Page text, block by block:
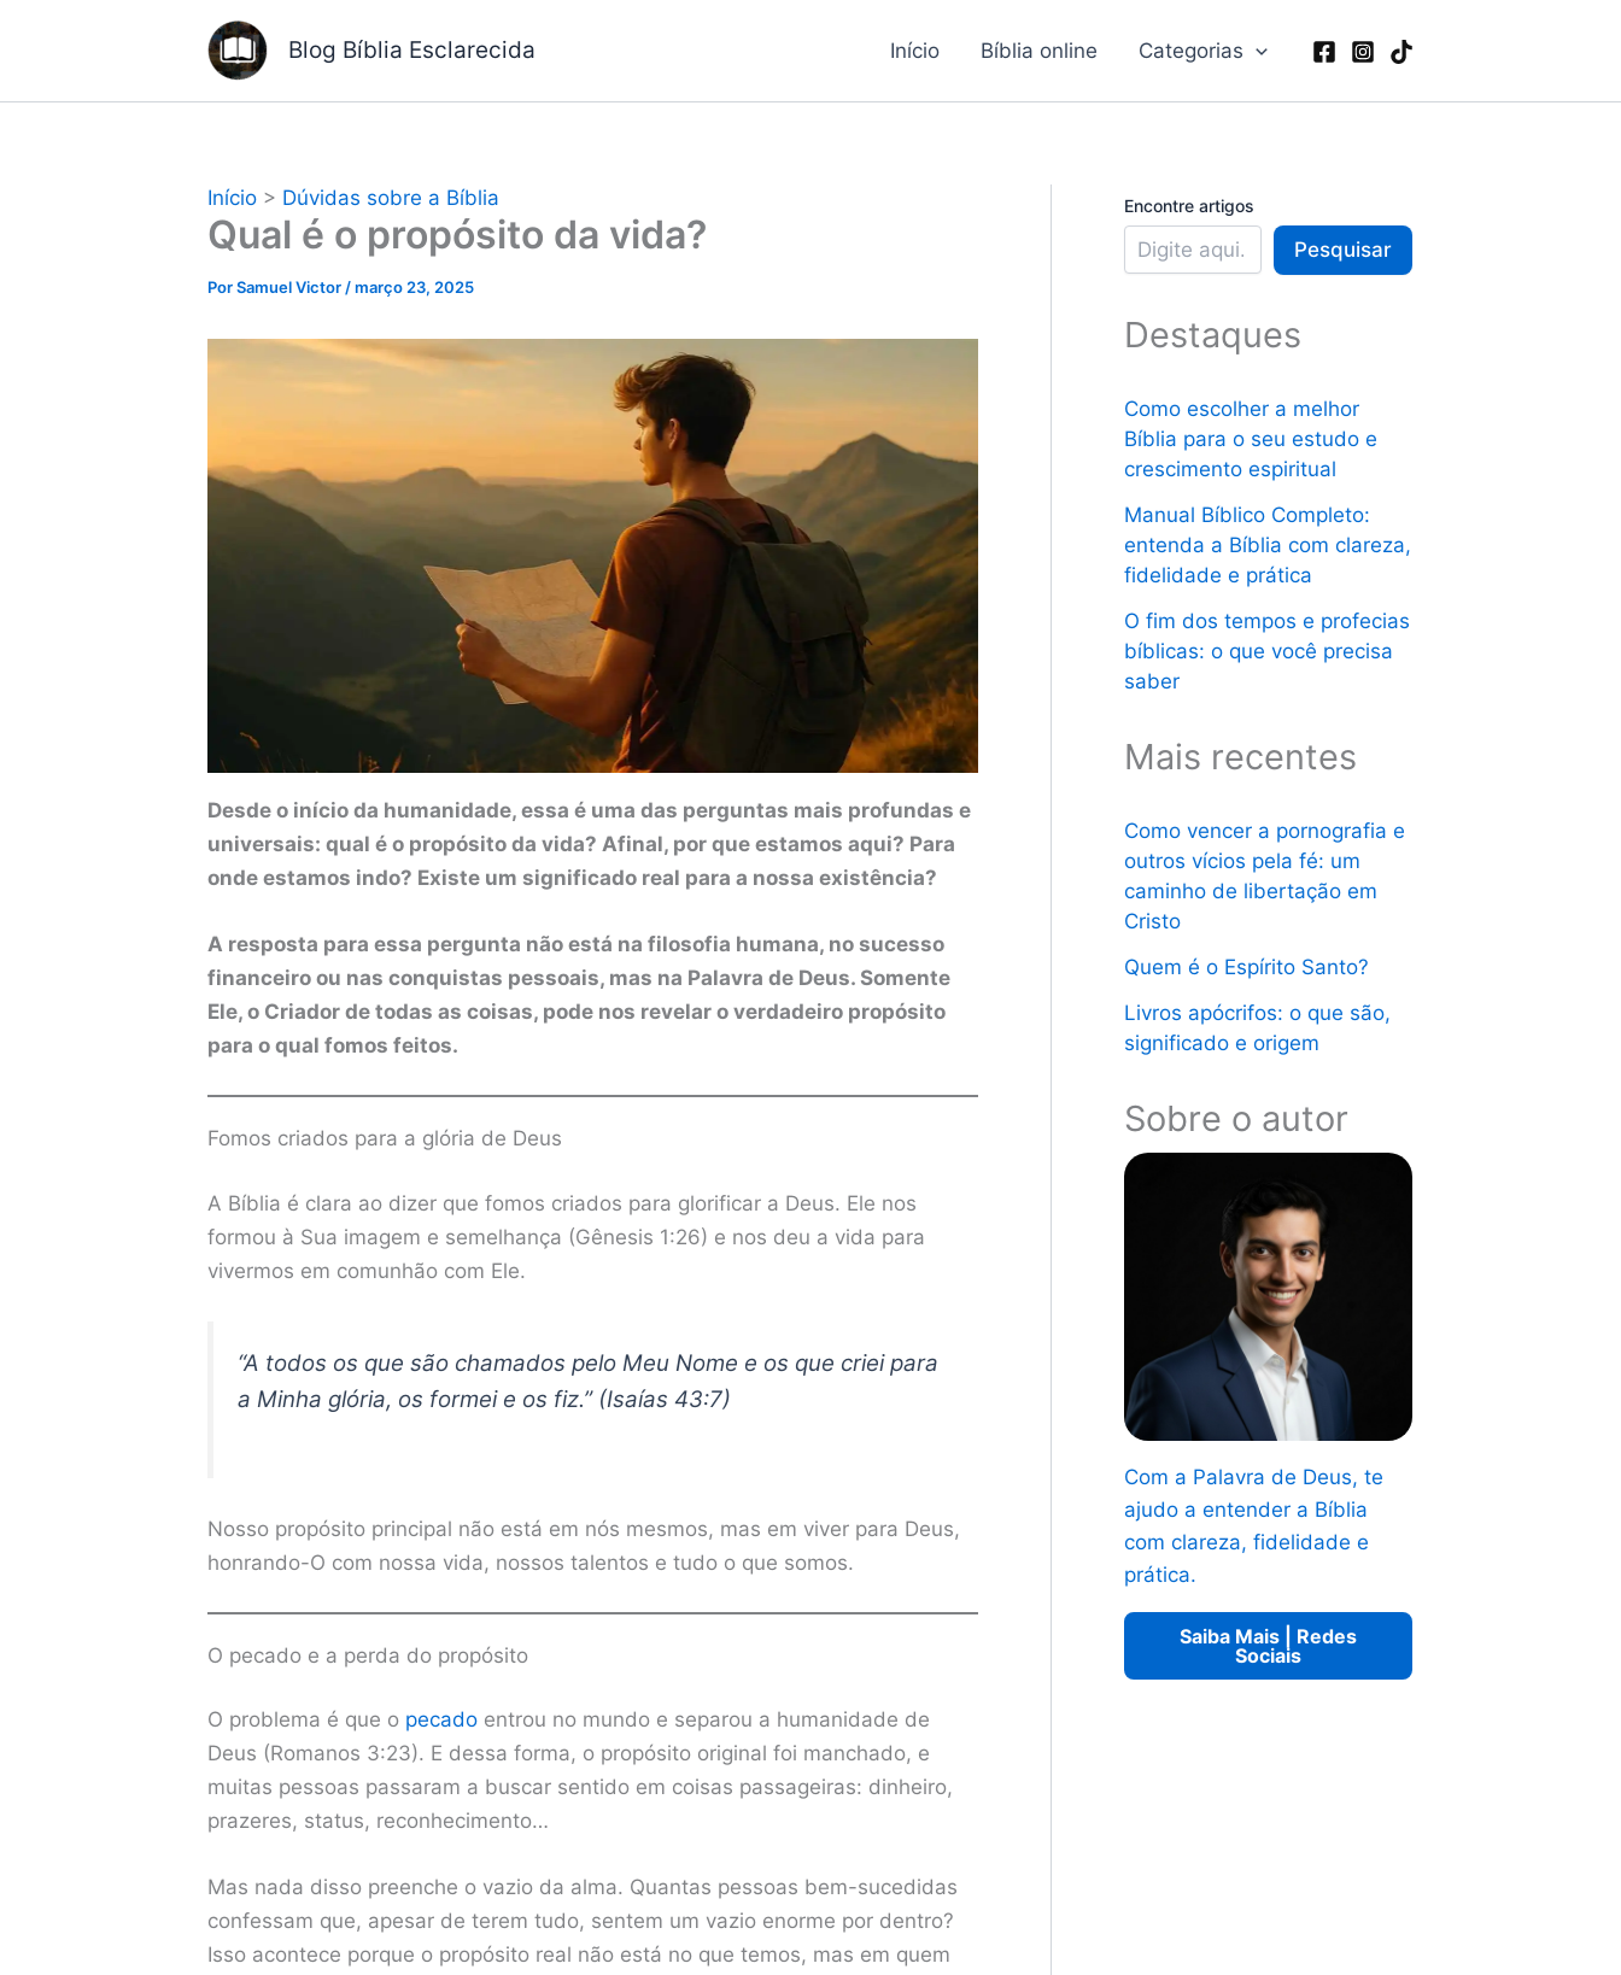
Blog Bíblia Esclarecida Início Bíblia online Categorias
Início > Dúvidas sobre a Bíblia
Qual é o propósito da vida?
PorSamuel Victor /março 23, 2025
Desde o início da humanidade, essa é uma das perguntas mais profundas e
universais: qual é o propósito da vida? Afinal, por que estamos aqui? Para
onde estamos indo? Existe um significado real para a nossa existência?
A resposta para essa pergunta não está na filosofia humana, no sucesso
financeiro ou nas conquistas pessoais, mas na Palavra de Deus. Somente
Ele, o Criador de todas as coisas, pode nos revelar o verdadeiro propósito
para o qual fomos feitos.
Fomos criados para a glória de Deus
A Bíblia é clara ao dizer que fomos criados para glorificar a Deus. Ele nos
formou à Sua imagem e semelhança (Gênesis 1:26) e nos deu a vida para
vivermos em comunhão com Ele.
“A todos os que são chamados pelo Meu Nome e os que criei para
a Minha glória, os formei e os fiz.” (Isaías 43:7)
Nosso propósito principal não está em nós mesmos, mas em viver para Deus,
honrando-O com nossa vida, nossos talentos e tudo o que somos.
O pecado e a perda do propósito
O problema é que o pecado entrou no mundo e separou a humanidade de
Deus (Romanos 3:23). E dessa forma, o propósito original foi manchado, e
muitas pessoas passaram a buscar sentido em coisas passageiras: dinheiro,
prazeres, status, reconhecimento…
Mas nada disso preenche o vazio da alma. Quantas pessoas bem-sucedidas
confessam que, apesar de terem tudo, sentem um vazio enorme por dentro?
Isso acontece porque o propósito real não está no que temos, mas em quem
Encontre artigos
Pesquisar
Destaques
Como escolher a melhor
Bíblia para o seu estudo e
crescimento espiritual
Manual Bíblico Completo:
entenda a Bíblia com clareza,
fidelidade e prática
O fim dos tempos e profecias
bíblicas: o que você precisa
saber
Mais recentes
Como vencer a pornografia e
outros vícios pela fé: um
caminho de libertação em
Cristo
Quem é o Espírito Santo?
Livros apócrifos: o que são,
significado e origem
Sobre o autor
Com a Palavra de Deus, te
ajudo a entender a Bíblia
com clareza, fidelidade e
prática.
Saiba Mais | Redes
Sociais